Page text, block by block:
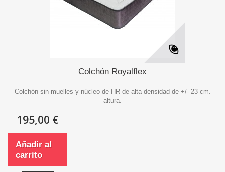
Colchón Royalflex
Colchón sin muelles y núcleo de HR de alta densidad de +/- 23 cm.
altura.
195,00 €
Añadir al
carrito